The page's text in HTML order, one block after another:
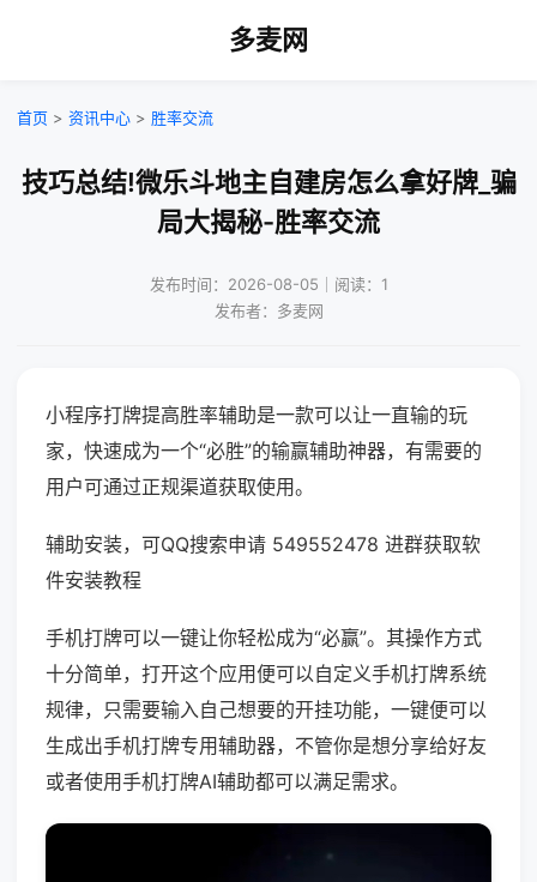
多麦网
首页 > 资讯中心 > 胜率交流
技巧总结!微乐斗地主自建房怎么拿好牌_骗
局大揭秘-胜率交流
发布时间：2026-08-05｜阅读：1
发布者：多麦网
小程序打牌提高胜率辅助是一款可以让一直输的玩
家，快速成为一个“必胜”的输赢辅助神器，有需要的
用户可通过正规渠道获取使用。
辅助安装，可QQ搜索申请 549552478 进群获取软
件安装教程
手机打牌可以一键让你轻松成为“必赢”。其操作方式
十分简单，打开这个应用便可以自定义手机打牌系统
规律，只需要输入自己想要的开挂功能，一键便可以
生成出手机打牌专用辅助器，不管你是想分享给好友
或者使用手机打牌AI辅助都可以满足需求。